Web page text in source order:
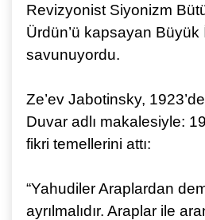
Revizyonist Siyonizm
Ürdün’ü kapsayan Büyük
savunuyordu.
Ze’ev Jabotinsky,
Duvar adlı makalesiyle:
fikri temellerini attı:
“Yahudiler Araplardan
ayrılmalıdır. Araplar ile